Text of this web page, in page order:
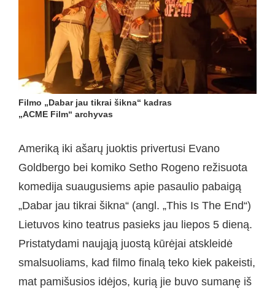
Filmo „Dabar jau tikrai šikna“ kadras
„ACME Film“ archyvas
Ameriką iki ašarų juoktis privertusi Evano
Goldbergo bei komiko Setho Rogeno režisuota
komedija suaugusiems apie pasaulio pabaigą
„Dabar jau tikrai šikna“ (angl. „This Is The End“)
Lietuvos kino teatrus pasieks jau liepos 5 dieną.
Pristatydami naująją juostą kūrėjai atskleidė
smalsuoliams, kad filmo finalą teko kiek pakeisti,
mat pamišusios idėjos, kurią jie buvo sumanę iš